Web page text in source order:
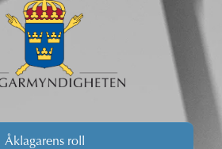
Åklagarens roll